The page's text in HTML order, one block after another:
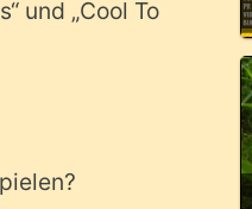
und „Cool To